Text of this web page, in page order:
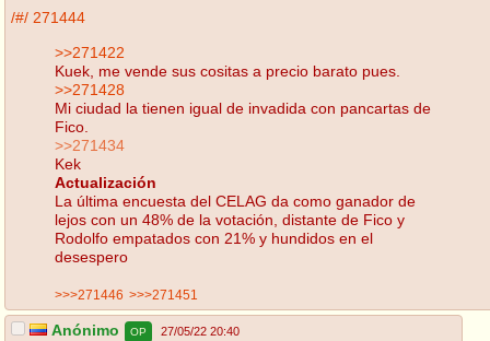
/#/ 271444
>>271422
Kuek, me vende sus cositas a precio barato pues.
>>271428
Mi ciudad la tienen igual de invadida con pancartas de
Fico.
>>271434
Kek
Actualización
La última encuesta del CELAG da como ganador de
lejos con un 48% de la votación, distante de Fico y
Rodolfo empatados con 21% y hundidos en el
desespero
>>>271446 >>>271451
Anónimo OP 27/05/22 20:40